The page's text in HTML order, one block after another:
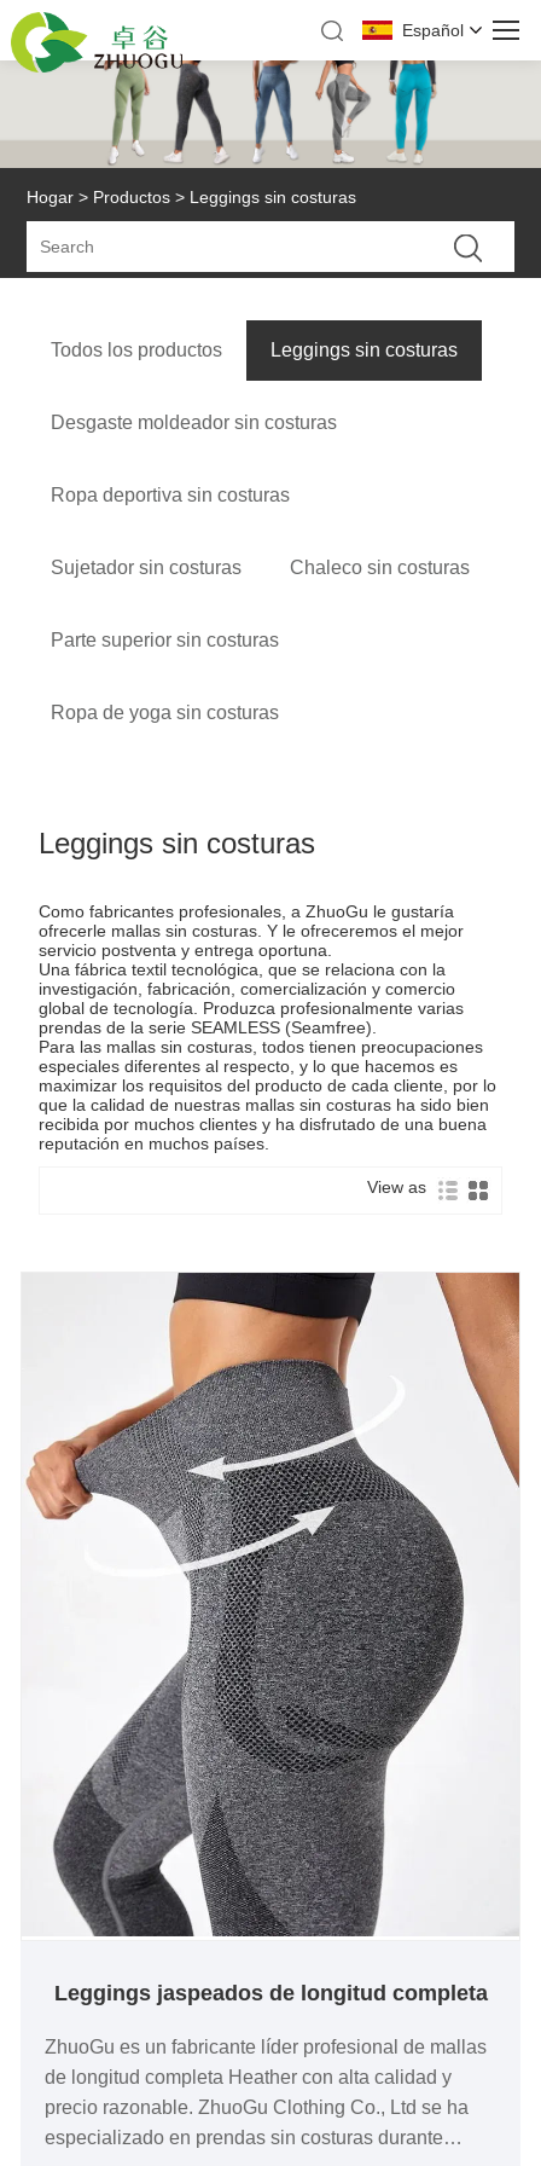
Español
Hogar > Productos > Leggings sin costuras
Todos los productos Leggings sin costuras
Desgaste moldeador sin costuras
Ropa deportiva sin costuras
Sujetador sin costuras Chaleco sin costuras
Parte superior sin costuras
Ropa de yoga sin costuras
Leggings sin costuras
Como fabricantes profesionales, a ZhuoGu le gustaría
ofrecerle mallas sin costuras. Y le ofreceremos el mejor
servicio postventa y entrega oportuna.
Una fábrica textil tecnológica, que se relaciona con la
investigación, fabricación, comercialización y comercio
global de tecnología. Produzca profesionalmente varias
prendas de la serie SEAMLESS (Seamfree).
Para las mallas sin costuras, todos tienen preocupaciones
especiales diferentes al respecto, y lo que hacemos es
maximizar los requisitos del producto de cada cliente, por lo
que la calidad de nuestras mallas sin costuras ha sido bien
recibida por muchos clientes y ha disfrutado de una buena
reputación en muchos países.
View as
Leggings jaspeados de longitud completa
ZhuoGu es un fabricante líder profesional de mallas
de longitud completa Heather con alta calidad y
precio razonable. ZhuoGu Clothing Co., Ltd se ha
especializado en prendas sin costuras durante